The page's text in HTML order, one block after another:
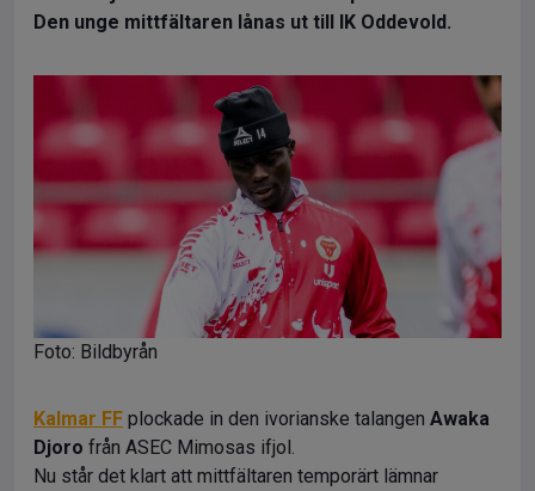
Den unge mittfältaren lånas ut till IK Oddevold.
Foto: Bildbyrån
Kalmar FF plockade in den ivorianske talangen Awaka
Djoro från ASEC Mimosas ifjol.
Nu står det klart att mittfältaren temporärt lämnar